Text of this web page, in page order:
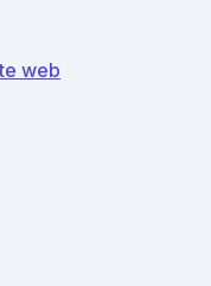
web